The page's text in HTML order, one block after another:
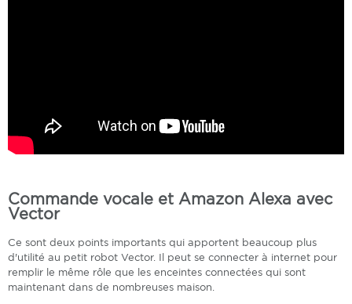
Commande vocale et Amazon Alexa avec
Vector
Ce sont deux points importants qui apportent beaucoup plus
d'utilité au petit robot Vector. Il peut se connecter à internet pour
remplir le même rôle que les enceintes connectées qui sont
maintenant dans de nombreuses maison.